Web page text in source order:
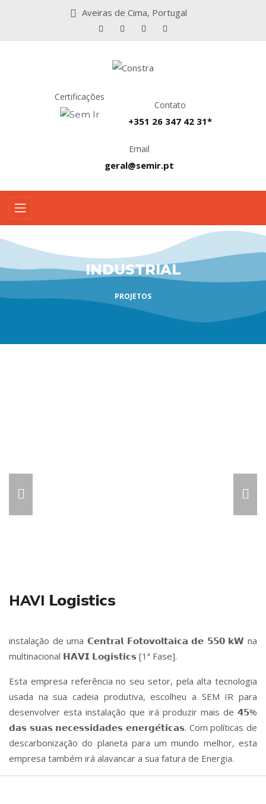
Aveiras de Cima, Portugal
Certificações
Contato
+351 26 347 42 31*
Email
geral@semir.pt
INDUSTRIAL
PROJETOS
HAVI 𝗟𝗼𝗴𝗶𝘀𝘁𝗶𝗰𝘀
instalação de uma 𝗖𝗲𝗻𝘁𝗿𝗮𝗹 𝗙𝗼𝘁𝗼𝘃𝗼𝗹𝘁𝗮𝗶𝗰𝗮 𝗱𝗲 𝟱𝟱𝟬 𝗸𝗪 na
multinacional 𝗛𝗔𝗩𝗜 𝗟𝗼𝗴𝗶𝘀𝘁𝗶𝗰𝘀 [1ª Fase].
Esta empresa referência no seu setor, pela alta tecnologia
usada na sua cadeia produtiva, escolheu a SEM IR para
desenvolver esta instalação que irá produzir mais de 𝟰𝟱%
𝗱𝗮𝘀 𝘀𝘂𝗮𝘀 𝗻𝗲𝗰𝗲𝘀𝘀𝗶𝗱𝗮𝗱𝗲𝘀 𝗲𝗻𝗲𝗿𝗴𝗲́𝘁𝗶𝗰𝗮𝘀. Com políticas de
descarbonização do planeta para um mundo melhor, esta
empresa também irá alavancar a sua fatura de Energia.